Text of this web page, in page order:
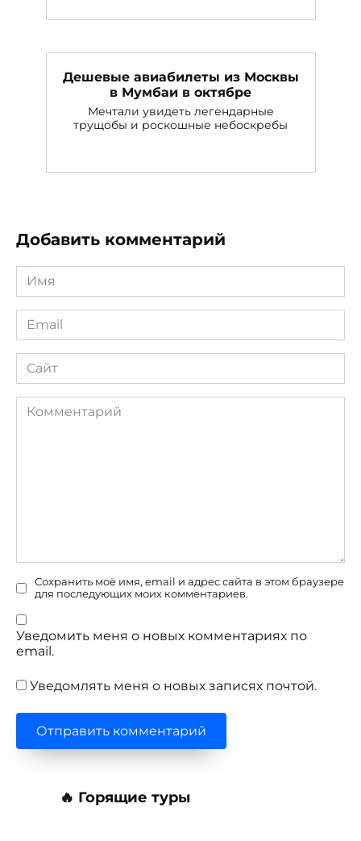
Дешевые авиабилеты из Москвы
в Мумбаи в октябре
Мечтали увидеть легендарные
трущобы и роскошные небоскребы
Добавить комментарий
Имя
Email
Сайт
Комментарий
Сохранить моё имя, email и адрес сайта в этом браузере
для последующих моих комментариев.
Уведомить меня о новых комментариях по
email.
Уведомлять меня о новых записях почтой.
🔥 Горящие туры